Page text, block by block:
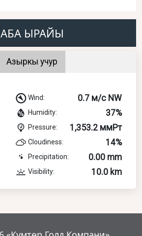
АБА ЫРАЙЫ
Азыркы учур
Wind: 0.7 м/с NW
Humidity: 37%
Pressure: 1,353.2 ммРт
Cloudiness: 14%
Precipitation: 0.00 mm
Visibility: 10.0 km